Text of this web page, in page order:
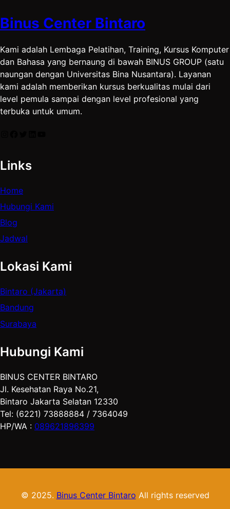
Binus Center Bintaro
Kami adalah Lembaga Pelatihan, Training, Kursus Komputer
dan Bahasa yang bernaung di bawah BINUS GROUP (satu
naungan dengan Universitas Bina Nusantara). Layanan
kami adalah memberikan kursus berkualitas mulai dari
level pemula sampai dengan level profesional yang
terbuka untuk umum.
Links
Home
Hubungi Kami
Blog
Jadwal
Lokasi Kami
Bintaro (Jakarta)
Bandung
Surabaya
Hubungi Kami
BINUS CENTER BINTARO
Jl. Kesehatan Raya No.21,
Bintaro Jakarta Selatan 12330
Tel: (6221) 73888884 / 7364049
HP/WA : 089621896399
© 2025. Binus Center Bintaro All rights reserved